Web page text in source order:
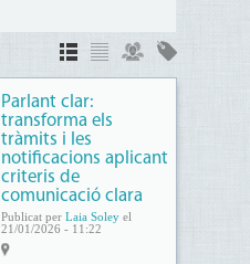
Parlant clar:
transforma els
tràmits i les
notificacions aplicant
criteris de
comunicació clara
Publicat per Laia Soleyel
21/01/2026 - 11:22